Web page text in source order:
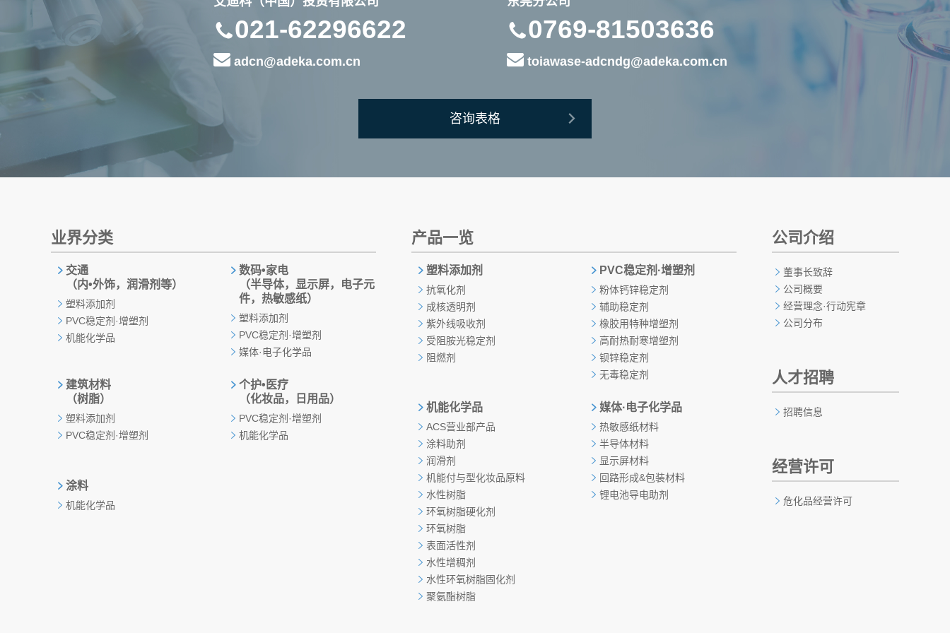
021-62296622
adcn@adeka.com.cn
0769-81503636
toiawase-adcndg@adeka.com.cn
咨询表格
业界分类
交通
（内•外饰，润滑剂等）
塑料添加剂
PVC稳定剂·增塑剂
机能化学品
数码•家电
（半导体，显示屏，电子元
件，热敏感纸）
塑料添加剂
PVC稳定剂·增塑剂
媒体·电子化学品
建筑材料
（树脂）
塑料添加剂
PVC稳定剂·增塑剂
个护•医疗
（化妆品，日用品）
PVC稳定剂·增塑剂
机能化学品
涂料
机能化学品
产品一览
塑料添加剂
抗氧化剂
成核透明剂
紫外线吸收剂
受阻胺光稳定剂
阻燃剂
PVC稳定剂·增塑剂
粉体钙锌稳定剂
辅助稳定剂
橡胶用特种增塑剂
高耐热耐寒增塑剂
钡锌稳定剂
无毒稳定剂
机能化学品
ACS营业部产品
涂料助剂
润滑剂
机能付与型化妆品原料
水性树脂
环氧树脂硬化剂
环氧树脂
表面活性剂
水性增稠剂
水性环氧树脂固化剂
聚氨酯树脂
媒体·电子化学品
热敏感纸材料
半导体材料
显示屏材料
回路形成&包装材料
锂电池导电助剂
公司介绍
董事长致辞
公司概要
经营理念·行动宪章
公司分布
人才招聘
招聘信息
经营许可
危化品经营许可